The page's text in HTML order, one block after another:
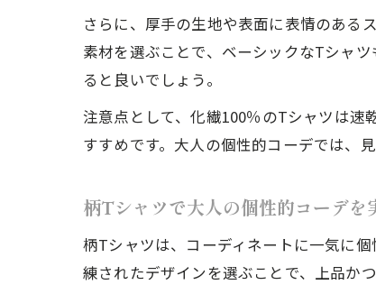
さらに、厚手の生地や表面に表情のある
素材を選ぶことで、ベーシックなTシャ
ると良いでしょう。
注意点として、化繊100％のTシャツは
すすめです。大人の個性的コーデでは、
柄Tシャツで大人の個性的コーデを
柄Tシャツは、コーディネートに一気に
練されたデザインを選ぶことで、上品か